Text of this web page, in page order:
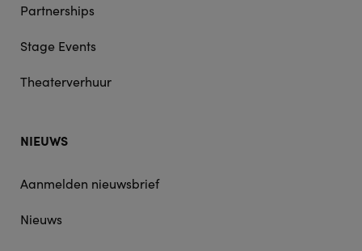
Partnerships
Stage Events
Theaterverhuur
NIEUWS
Aanmelden nieuwsbrief
Nieuws